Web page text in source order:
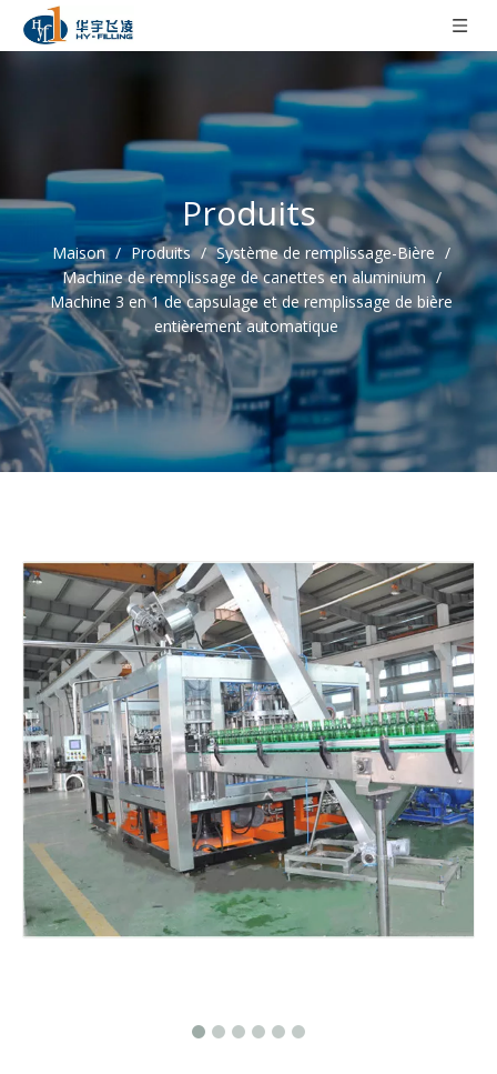
Produits
Maison / Produits / Système de remplissage-Bière /
Machine de remplissage de canettes en aluminium /
Machine 3 en 1 de capsulage et de remplissage de bière
entièrement automatique